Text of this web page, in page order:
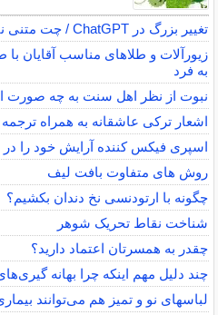
تغییر بزرگ در ChatGPT / چت متنی نامحدود و رایگان
زیورآلات و طلاهای مناسب آقایان
به فرد
نبوت از نظر اهل سنت به چه
اشعار ترکی عاشقانه به همراه
اسپری فیکس کننده آرایش خود را در
روش های متفاوت بافت لیف
چگونه با ارتودنسی نخ دندان بکشیم؟
شناخت نقاط تحریک شوهر
چقدر به همسرتان اعتماد دارید؟
چند دلیل مهم اینکه چرا بهانه
لباس‎های نو و تمیز هم می‌توانند بیماری‌زا باشند!